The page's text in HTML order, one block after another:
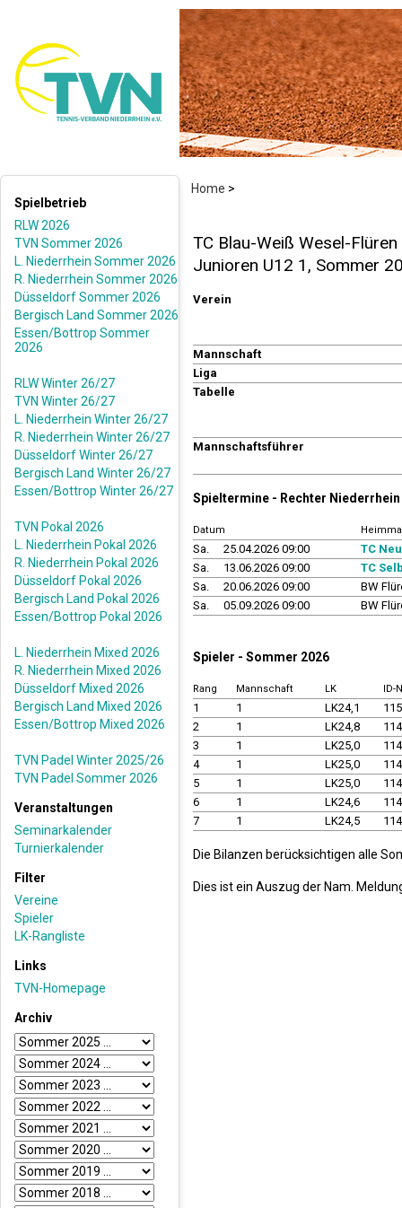
Home >
Spielbetrieb
RLW 2026
TVN Sommer 2026
L. Niederrhein Sommer 2026
R. Niederrhein Sommer 2026
Düsseldorf Sommer 2026
Bergisch Land Sommer 2026
Essen/Bottrop Sommer
2026
RLW Winter 26/27
TVN Winter 26/27
L. Niederrhein Winter 26/27
R. Niederrhein Winter 26/27
Düsseldorf Winter 26/27
Bergisch Land Winter 26/27
Essen/Bottrop Winter 26/27
TVN Pokal 2026
L. Niederrhein Pokal 2026
R. Niederrhein Pokal 2026
Düsseldorf Pokal 2026
Bergisch Land Pokal 2026
Essen/Bottrop Pokal 2026
L. Niederrhein Mixed 2026
R. Niederrhein Mixed 2026
Düsseldorf Mixed 2026
Bergisch Land Mixed 2026
Essen/Bottrop Mixed 2026
TVN Padel Winter 2025/26
TVN Padel Sommer 2026
Veranstaltungen
Seminarkalender
Turnierkalender
Filter
Vereine
Spieler
LK-Rangliste
Links
TVN-Homepage
Archiv
TC Blau-Weiß Wesel-
Junioren U12 1, Sommer
Verein
Mannschaft
Liga
Tabelle
Mannschaftsführer
Spieltermine - Rechter
Datum
Sa. 25.04.2026 09:00
TC
Sa.
13.06.2026 09:00
TC
Sa.
20.06.2026 09:00
BW
Sa.
05.09.2026 09:00 BW
Spieler - Sommer 2026
Rang Mannschaft LK ID-
1 1 LK24,1
2
1 LK24,8
3
1 LK25,0
4
1 LK25,0
5
1 LK25,0
6
1 LK24,6
7
1 LK24,5
Die Bilanzen berücksichtigen alle
Dies ist ein Auszug der Nam.